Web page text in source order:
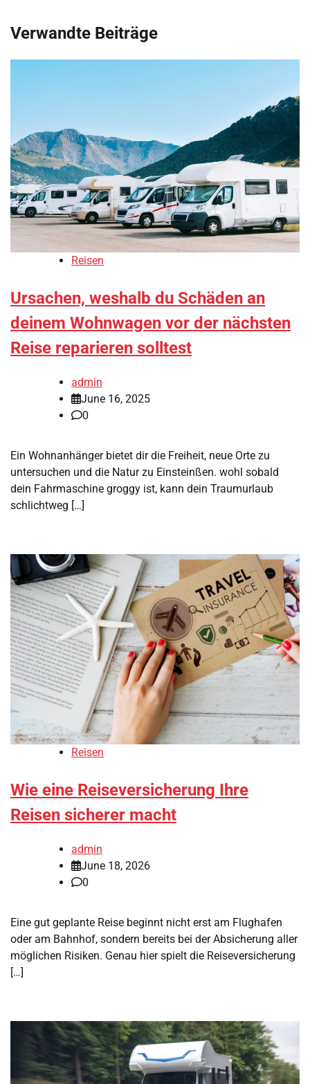
Verwandte Beiträge
Reisen
Ursachen, weshalb du Schäden an
deinem Wohnwagen vor der nächsten
Reise reparieren solltest
admin
June 16, 2025
0
Ein Wohnanhänger bietet dir die Freiheit, neue Orte zu
untersuchen und die Natur zu Einsteinßen. wohl sobald
dein Fahrmaschine groggy ist, kann dein Traumurlaub
schlichtweg […]
Reisen
Wie eine Reiseversicherung Ihre
Reisen sicherer macht
admin
June 18, 2026
0
Eine gut geplante Reise beginnt nicht erst am Flughafen
oder am Bahnhof, sondern bereits bei der Absicherung aller
möglichen Risiken. Genau hier spielt die Reiseversicherung
[…]